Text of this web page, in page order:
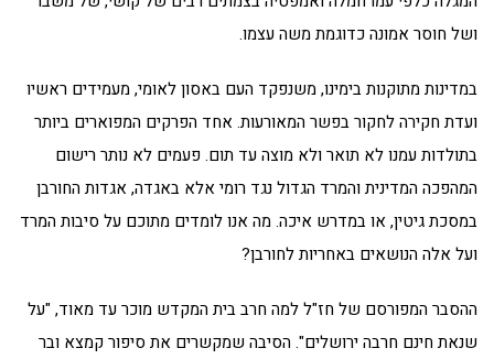
ושל חוסר אמונה כדוגמת משה עצמו.
במדינות מתוקנות בימינו, משנפקד העם באסון לאומי, מעמידים ראשיו
ועדת חקירה לחקור בפשר המאורעות. אחד הפרקים המפוארים ביותר
בתולדות עמנו לא תואר ולא מוצה עד תום. פעמים לא נותר רישום
המהפכה המדינית והמרד הגדול נגד רומי אלא באגדה, אגדות החורבן
במסכת גיטין, או במדרש איכה. מה אנו לומדים מתוכם על סיבות המרד
ועל אלה הנושאים באחריות לחורבן?
ההסבר המפורסם של חז"ל למה חרב בית המקדש מוכר עד מאוד, "על
שנאת חינם חרבה ירושלים". הסיבה שמקשרים את סיפור קמצא ובר